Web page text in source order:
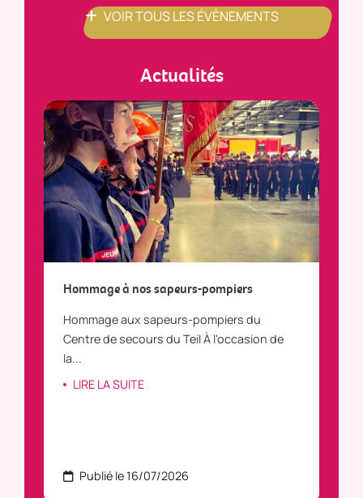
VOIR TOUS LES ÉVÈNEMENTS
Actualités
Hommage à nos sapeurs-pompiers
Hommage aux sapeurs-pompiers du
Centre de secours du Teil À l'occasion de
la...
LIRE LA SUITE
Publié le 16/07/2026